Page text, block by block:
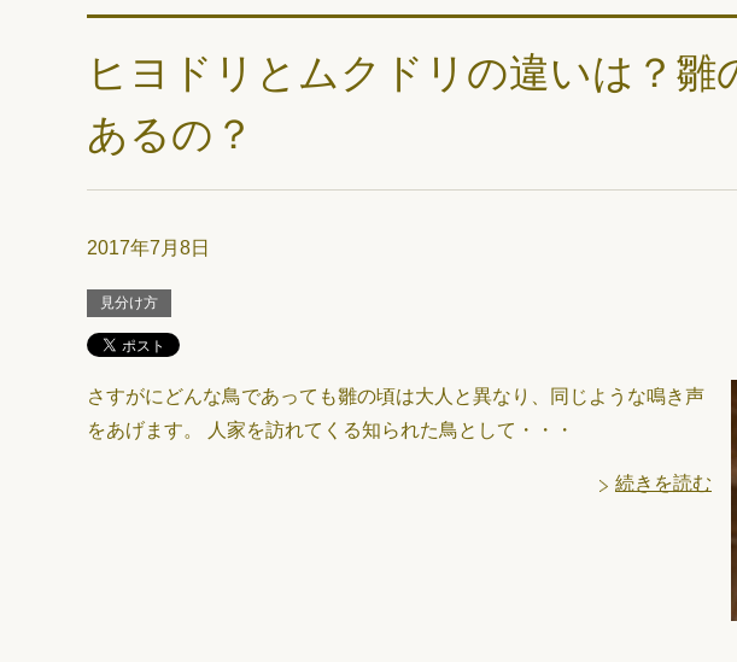
ヒヨドリとムクドリの違いは？雛
あるの？
2017年7月8日
見分け方
さすがにどんな鳥であっても雛の頃は大人と異なり、同じような鳴き声
をあげます。 人家を訪れてくる知られた鳥として・・・
続きを読む